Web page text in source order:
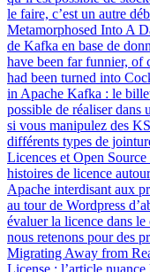
le faire, c’est un autre
Metamorphosed Into A
de Kafka en base de
have been far funnier,
had been turned into
in Apache Kafka : le
possible de réaliser
si vous manipulez des
différents types de
Licences et Open
histoires de licence
Apache interdisant aux
au tour de Wordpress
évaluer la licence dans
nous retenons pour des
Migrating Away from